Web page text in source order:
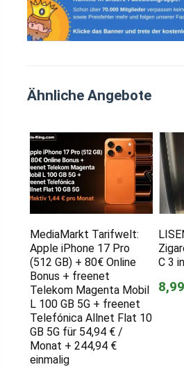
Ähnliche Angebote
MediaMarkt Tarifwelt:
Apple iPhone 17 Pro
(512 GB) + 80€ Online
Bonus + freenet
Telekom Magenta Mobil
L 100 GB 5G + freenet
Telefónica Allnet Flat 10
GB 5G für 54,94 € /
Monat + 244,94 €
einmalig
C 3